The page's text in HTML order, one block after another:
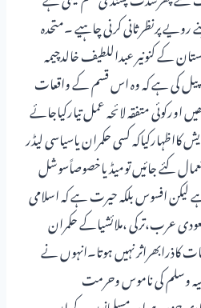
پرنظرثانی کرنی چاہیے ۔متحدہ
کے کنونیر عبداللطیف خالدچیمہ
کی ہے کہ وہ اس قسم کے واقعات
متفقہ لائحہ عمل تیارکیاجائے
کسی حکمران یاسیاسی لیڈر
کئے جائیں تومیڈیاخصوصاًسوشل
لیکن افسوس بلکہ حیرت ہے کہ اسلامی
عرب،ترکی ،ملائشیاکے حکمران
کاذرابھراثر نہیں ہوتا۔انہوں نے
وسلم کی ناموس وحرمت